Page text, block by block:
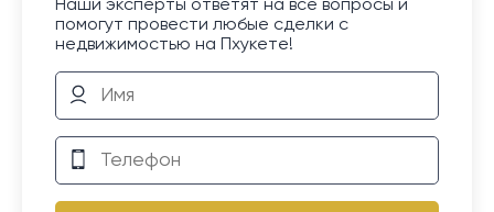
Наши эксперты ответят на все вопросы и
помогут провести любые сделки с
недвижимостью на Пхукете!